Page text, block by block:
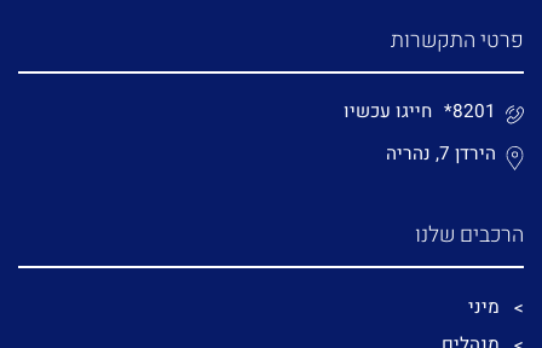
הרכבים שלנו
מיני
פרטי התקשרות
*8201 חייגו עכשיו
הירדן 7, נהריה